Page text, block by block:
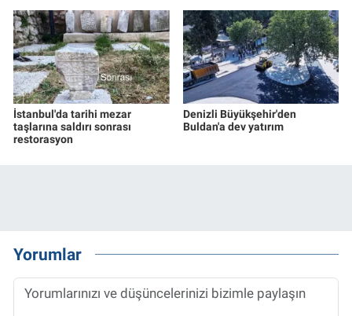
İstanbul'da tarihi mezar
taşlarına saldırı sonrası
restorasyon
Denizli Büyükşehir'den
Buldan'a dev yatırım
Yorumlar